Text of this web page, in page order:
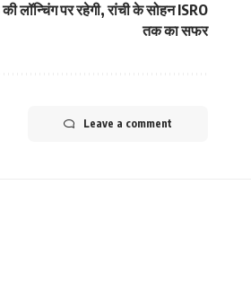
लॉन्चिंग पर रहेगी, रांची के सोहन ISRO
तक का सफर
Leave a comment